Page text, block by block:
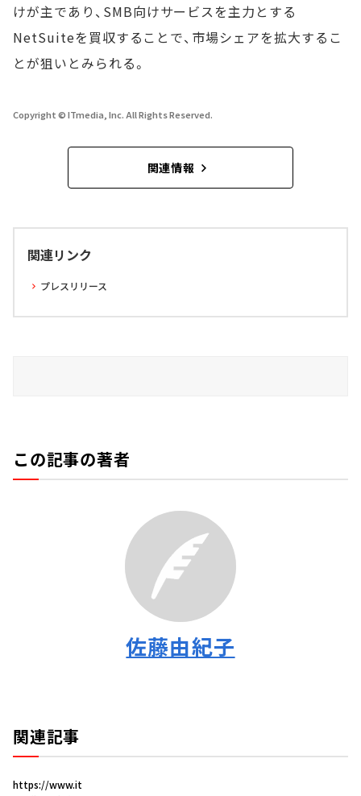
けが主であり、SMB向けサービスを主力とする
NetSuiteを買収することで、市場シェアを拡大するこ
とが狙いとみられる。
Copyright © ITmedia, Inc. All Rights Reserved.
関連情報
関連リンク
プレスリリース
この記事の著者
佐藤由紀子
関連記事
https://www.it